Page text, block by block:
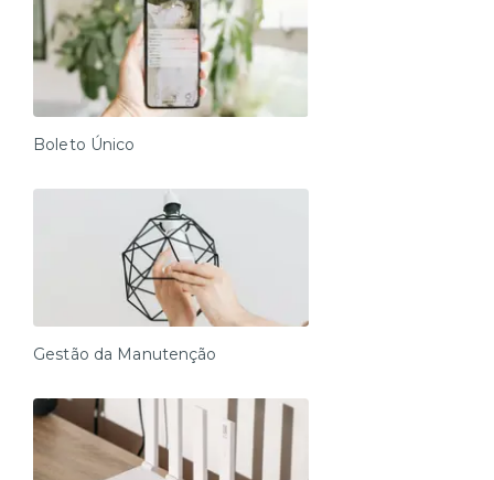
Boleto Único
Gestão da Manutenção